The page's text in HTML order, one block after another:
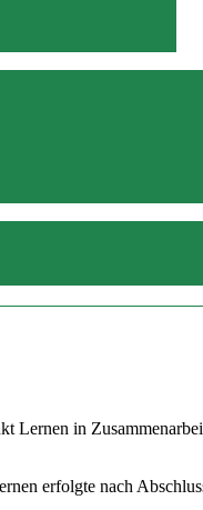
in
erfolgte nach